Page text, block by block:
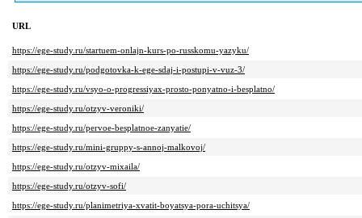
URL
https://ege-study.ru/startuem-onlajn-kurs-po-russkomu-yazyku/
https://ege-study.ru/podgotovka-k-ege-sdaj-i-postupi-v-vuz-3/
https://ege-study.ru/vsyo-o-progressiyax-prosto-ponyatno-i-besplatno/
https://ege-study.ru/otzyv-veroniki/
https://ege-study.ru/pervoe-besplatnoe-zanyatie/
https://ege-study.ru/mini-gruppy-s-annoj-malkovoj/
https://ege-study.ru/otzyv-mixaila/
https://ege-study.ru/otzyv-sofi/
https://ege-study.ru/planimetriya-xvatit-boyatsya-pora-uchitsya/